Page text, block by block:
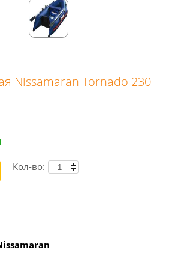
Nissamaran Tornado 230
Кол-во: